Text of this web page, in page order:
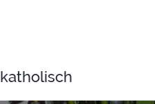
katholisch